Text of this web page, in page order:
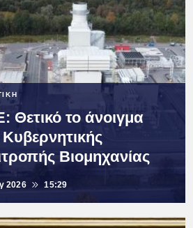
Θετικό το άνοιγμα
Κυβερνητικής
Βιομηχανίας
2026 15:29